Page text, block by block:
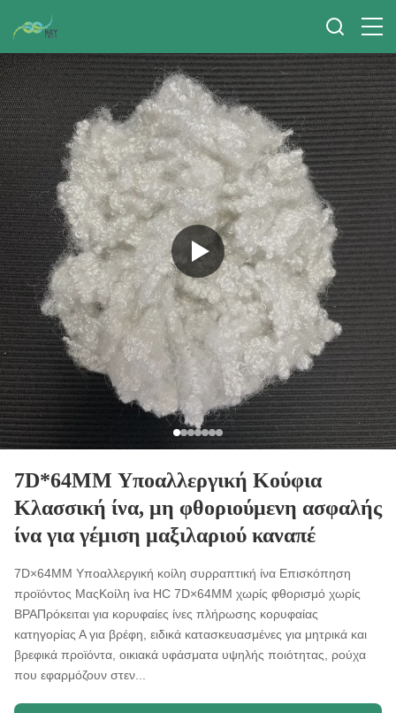
7D*64MM Υποαλλεργική Κούφια
Κλασσική ίνα, μη φθοριούμενη ασφαλής
ίνα για γέμιση μαξιλαριού καναπέ
7D×64MM Υποαλλεργική κοίλη συρραπτική ίνα Επισκόπηση
προϊόντος ΜαςΚοίλη ίνα HC 7D×64MM χωρίς φθορισμό χωρίς
BPAΠρόκειται για κορυφαίες ίνες πλήρωσης κορυφαίας
κατηγορίας Α για βρέφη, ειδικά κατασκευασμένες για μητρικά και
βρεφικά προϊόντα, οικιακά υφάσματα υψηλής ποιότητας, ρούχα
που εφαρμόζουν στεν...